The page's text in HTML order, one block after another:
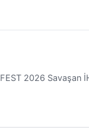
2026 Savaşan